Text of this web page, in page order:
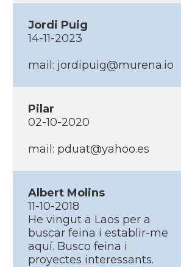
Jordi Puig
14-11-2023
mail: jordipuig@murena.io
Pilar
02-10-2020
mail: pduat@yahoo.es
Albert Molins
11-10-2018
He vingut a Laos per a
buscar feina i establir-me
aquí­. Busco feina i
proyectes interessants.